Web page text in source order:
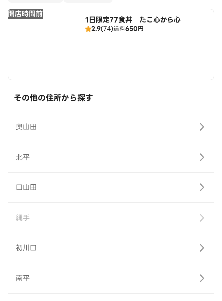
開店時間前
1日限定77食丼 たこ心から心
2.9(74)送料650円
その他の住所から探す
奥山田
北平
口山田
縄手
初川口
南平